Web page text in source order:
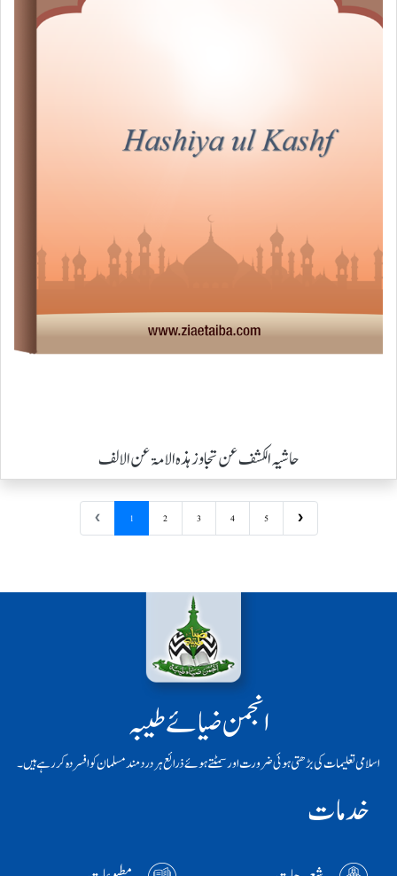
حاشیہ الکشف عن تجاوز ہذہ الامۃ عن الالف
❮ 1 2 3 4 5 ❯
انجمن ضیائے طیبہ
اسلامی تعلیمات کی بڑھتی ہوئی ضرورت اور سمٹتے ہوئے ذرائع ہر دردمند مسلمان کو افسردہ کر رہے ہیں۔
خدمات